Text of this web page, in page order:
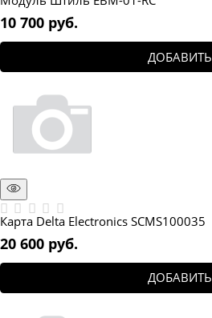
10 700 руб.
ДОБАВИТЬ
Карта Delta Electronics SCMS100035
20 600 руб.
ДОБАВИТЬ